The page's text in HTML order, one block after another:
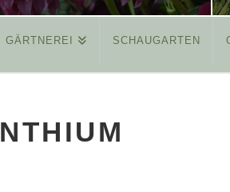
REINHARD
MÄRZ 26, 2015
GÄRTNEREI SCHAUGARTEN